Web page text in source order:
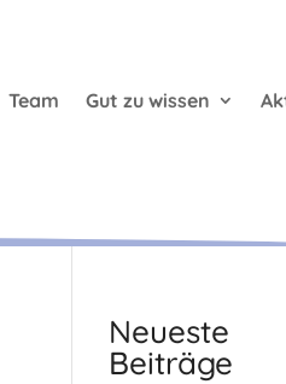
Team Gut zu wissen
Neueste
Beiträge